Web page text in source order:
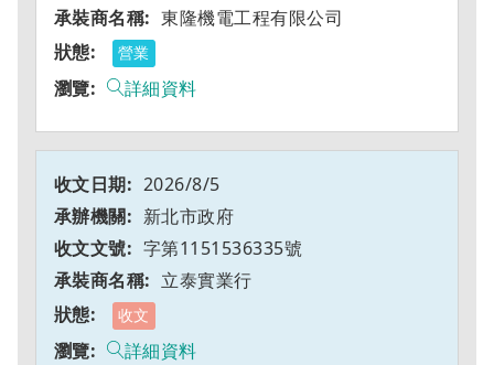
東隆機電工程有限公司
營業
詳細資料
2026/8/5
新北市政府
字第1151536335號
立泰實業行
收文
詳細資料